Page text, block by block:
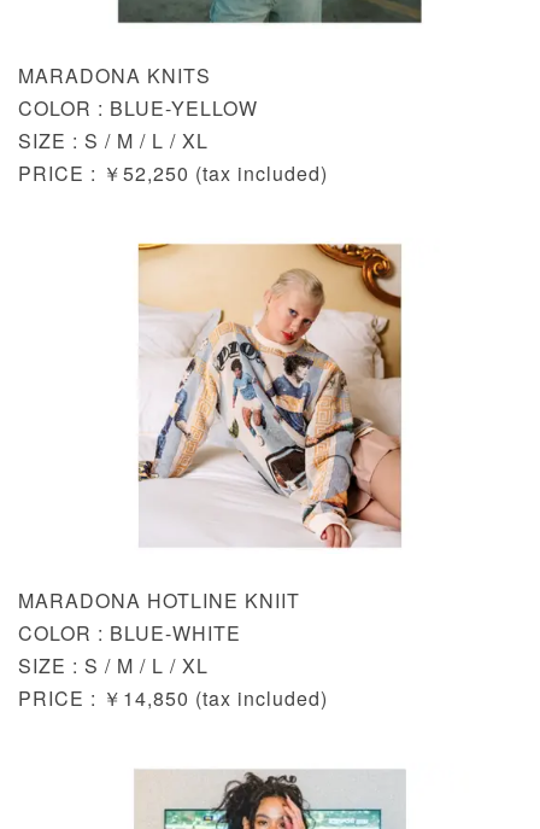
MARADONA KNITS
COLOR : BLUE-YELLOW
SIZE : S / M / L / XL
PRICE : ￥52,250 (tax included)
MARADONA HOTLINE KNIIT
COLOR : BLUE-WHITE
SIZE : S / M / L / XL
PRICE : ￥14,850 (tax included)